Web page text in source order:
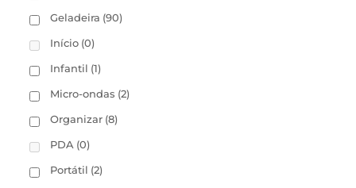
Geladeira (90)
Início (0)
Infantil (1)
Micro-ondas (2)
Organizar (8)
PDA (0)
Portátil (2)